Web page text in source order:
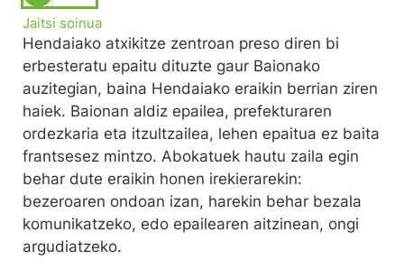
Jaitsi soinua
Hendaiako atxikitze zentroan preso diren bi
erbesteratu epaitu dituzte gaur Baionako
auzitegian, baina Hendaiako eraikin berrian ziren
haiek. Baionan aldiz epailea, prefekturaren
ordezkaria eta itzultzailea, lehen epaitua ez baita
frantsesez mintzo. Abokatuek hautu zaila egin
behar dute eraikin honen irekierarekin:
bezeroaren ondoan izan, harekin behar bezala
komunikatzeko, edo epailearen aitzinean, ongi
argudiatzeko.